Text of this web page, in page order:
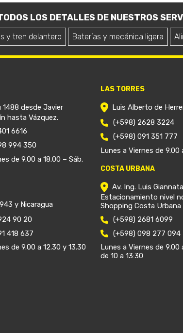
LOS DETALLES DE NUESTROS
y tren delantero Baterías y mecánica ligera
1488 desde Javier
hasta Vázquez.
6616
994 350
de 9.00 a 18.00 – Sáb.
y Nicaragua
90 20
418 637
de 9.00 a 12.30 y 13.30
LAS TORRES
Luis Alberto de
(+598) 2628 3224
(+598) 091 351 777
Lunes a Viernes de 9.00
COSTA URBANA
Av. Ing. Luis
Estacionamiento nivel
Shopping Costa Urbana
(+598) 2681 6099
(+598) 098 277 094
Lunes a Viernes de 9.00
de 10 a 13:30